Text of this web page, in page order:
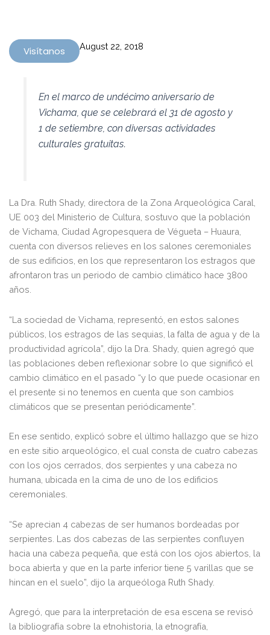
Visítanos August 22, 2018
En el marco de undécimo aniversario de
Vichama, que se celebrará el 31 de agosto y
1 de setiembre, con diversas actividades
culturales gratuitas.
La Dra. Ruth Shady, directora de la Zona Arqueológica Caral,
UE 003 del Ministerio de Cultura, sostuvo que la población
de Vichama, Ciudad Agropesquera de Végueta – Huaura,
cuenta con diversos relieves en los salones ceremoniales
de sus edificios, en los que representaron los estragos que
afrontaron tras un periodo de cambio climático hace 3800
años.
“La sociedad de Vichama, representó, en estos salones
públicos, los estragos de las sequias, la falta de agua y de la
productividad agrícola”, dijo la Dra. Shady, quien agregó que
las poblaciones deben reflexionar sobre lo que significó el
cambio climático en el pasado “y lo que puede ocasionar en
el presente si no tenemos en cuenta que son cambios
climáticos que se presentan periódicamente”.
En ese sentido, explicó sobre el último hallazgo que se hizo
en este sitio arqueológico, el cual consta de cuatro cabezas
con los ojos cerrados, dos serpientes y una cabeza no
humana, ubicada en la cima de uno de los edificios
ceremoniales.
“Se aprecian 4 cabezas de ser humanos bordeadas por
serpientes. Las dos cabezas de las serpientes confluyen
hacia una cabeza pequeña, que está con los ojos abiertos, la
boca abierta y que en la parte inferior tiene 5 varillas que se
hincan en el suelo”, dijo la arqueóloga Ruth Shady.
Agregó, que para la interpretación de esa escena se revisó
la bibliografía sobre la etnohistoria, la etnografía,